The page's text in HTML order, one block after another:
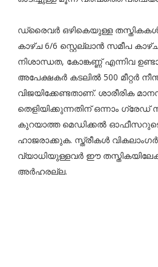
ഡ്രൈവർ ഒഴികെയുള്ള
കാഴ്ച 6/6 സ്റ്റെല്ലാൻ സമീപ
നിശാന്ധത, കോങ്കണ്ണ് എന്നിവ
അപേക്ഷകർ കടലിൽ 500 മീറ്റർ
വിജയിക്കേണ്ടതാണ്. ശാരീരിക
തെളിയിക്കുന്നതിന് ഒന്നാം
കുറയാത്ത മെഡിക്കൽ ഓഫീസറുടെ
ഹാജരാക്കുക. സ്ത്രീകൾ
വ്യാധിയുള്ളവർ ഈ
അർഹരല്ല.